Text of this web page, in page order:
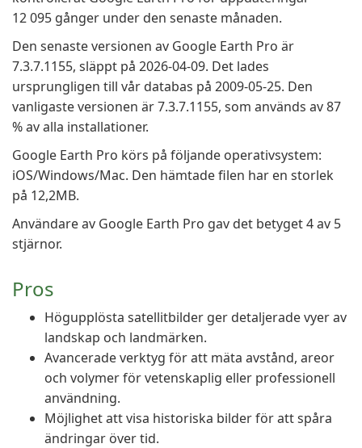
12 095 gånger under den senaste månaden.
Den senaste versionen av Google Earth Pro är
7.3.7.1155, släppt på 2026-04-09. Det lades
ursprungligen till vår databas på 2009-05-25. Den
vanligaste versionen är 7.3.7.1155, som används av 87
% av alla installationer.
Google Earth Pro körs på följande operativsystem:
iOS/Windows/Mac. Den hämtade filen har en storlek
på 12,2MB.
Användare av Google Earth Pro gav det betyget 4 av 5
stjärnor.
Pros
Högupplösta satellitbilder ger detaljerade vyer av
landskap och landmärken.
Avancerade verktyg för att mäta avstånd, areor
och volymer för vetenskaplig eller professionell
användning.
Möjlighet att visa historiska bilder för att spåra
ändringar över tid.